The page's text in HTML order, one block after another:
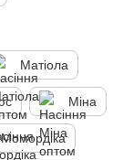
Матіола
Міна
Момордіка